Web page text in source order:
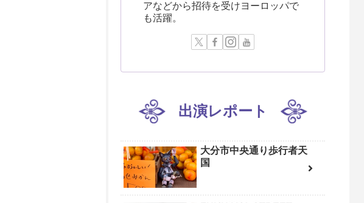
アなどから招待を受けヨーロッパで
も活躍。
出演レポート
大分市中央通り歩行者天
国